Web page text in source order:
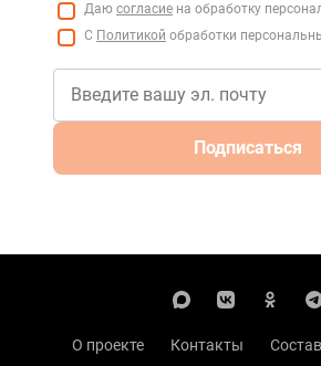
Даю согласие на обработку
С Политикой обработки
Подписаться
О проекте Контакты